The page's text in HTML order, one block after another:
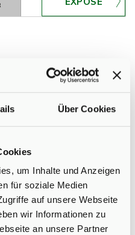
Über Cookies
um Inhalte und Anzeigen
für soziale Medien
auf unsere Webseite
wir Informationen zu
an unsere Partner
Kisdorf
Wohnungen Bad Segeberg
Wohnungssuche Bad